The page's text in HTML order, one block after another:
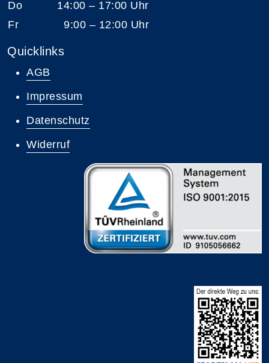
Do
14:00 – 17:00 Uhr
Fr
9:00 – 12:00 Uhr
Quicklinks
AGB
Impressum
Datenschutz
Widerruf